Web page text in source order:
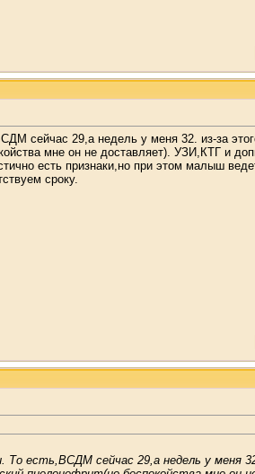
сейчас 29,а недель у меня 32. из-за
мне он не доставляет). УЗИ,КТГ и
есть признаки,но при этом малыш
сроку.
есть,ВСДМ сейчас 29,а недель у меня